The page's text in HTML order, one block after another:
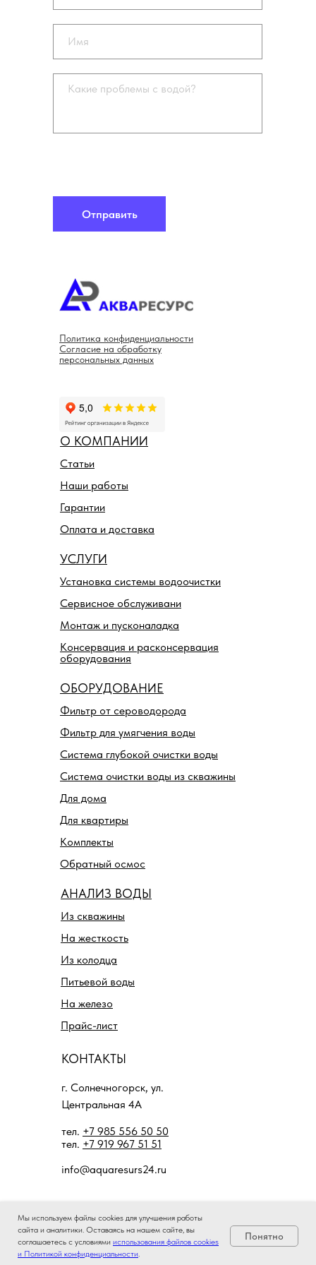
Отправить
Политика конфиденциальности
Согласие на обработку
персональных данных
КОНТАКТЫ
Фильтр от сероводорода
Система глубокой очистки воды
Система очистки воды из скважины
Для дома
Для квартиры
Комплекты
Обратный осмос
Фильтр для умягчения воды
ОБОРУДОВАНИЕ
Из скважины
На жесткость
Из колодца
Питьевой воды
На железо
Прайс-лист
АНАЛИЗ ВОДЫ
Статьи
Наши работы
Гарантии
Оплата и доставка
О КОМПАНИИ
Установка системы водоочистки
Сервисное обслуживани
Монтаж и пусконаладка
Консервация и расконсервация
оборудования
УСЛУГИ
г. Солнечногорск, ул.
Центральная 4А
тел. +7 985 556 50 50
тел. +7 919 967 51 51
info@aquaresurs24.ru
© 2026 Акваресурс
Мы используем файлы cookies для улучшения работы
сайта и аналитики. Оставаясь на нашем сайте, вы
соглашаетесь с условиями использования файлов cookies
и Политикой конфиденциальности.
Понятно